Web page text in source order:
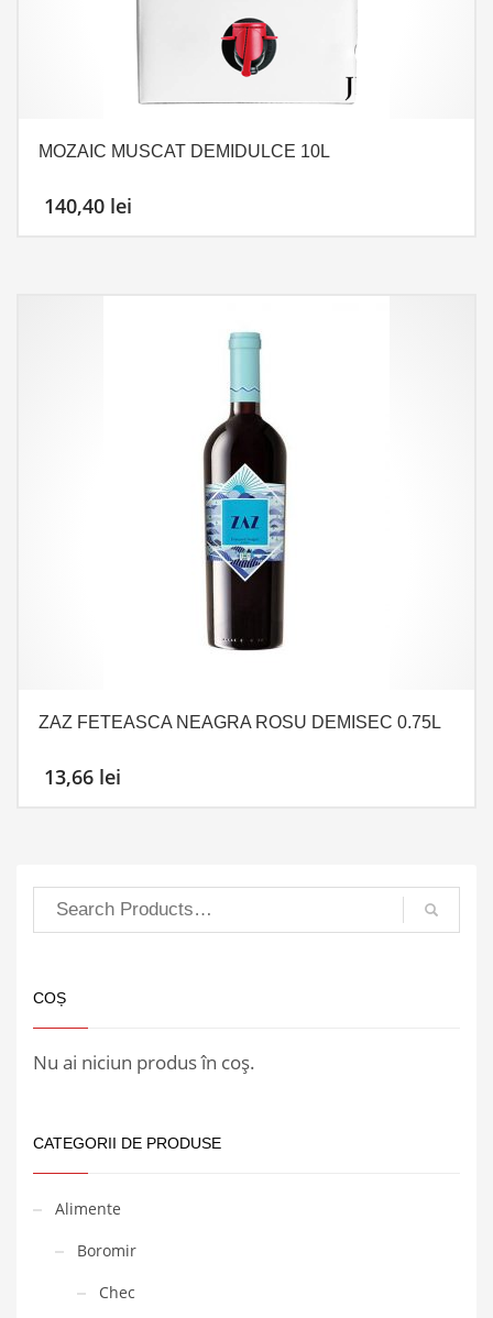
MOZAIC MUSCAT DEMIDULCE 10L
140,40 lei
ZAZ FETEASCA NEAGRA ROSU DEMISEC 0.75L
13,66 lei
COȘ
Nu ai niciun produs în coș.
CATEGORII DE PRODUSE
Alimente
Boromir
Chec